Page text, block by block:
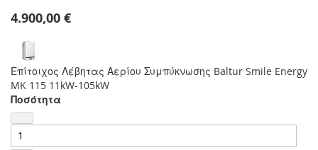
4.900,00 €
Επίτοιχος Λέβητας Αερίου Συμπύκνωσης Baltur Smile Energy
MK 115 11kW-105kW
Ποσότητα